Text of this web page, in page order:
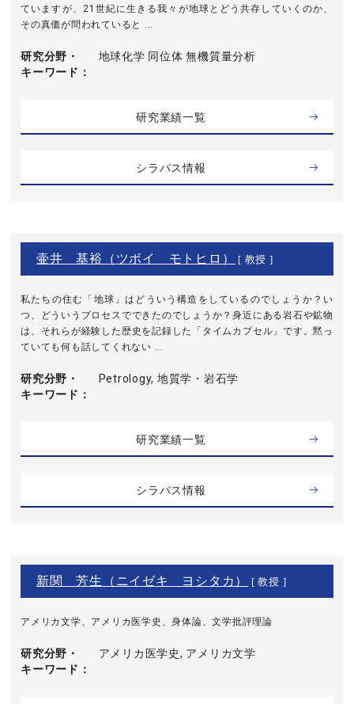
ていますが、21世紀に生きる我々が地球とどう共存していくのか、
その真価が問われていると ...
研究分野・
キーワード
地球化学 同位体 無機質量分析
研究業績一覧
シラバス情報
壷井 基裕（ツボイ モトヒロ） [ 教授 ]
私たちの住む「地球」はどういう構造をしているのでしょうか？い
つ、どういうプロセスでできたのでしょうか？身近にある岩石や鉱物
は、それらが経験した歴史を記録した「タイムカプセル」です。黙っ
ていても何も話してくれない ...
研究分野・
キーワード
Petrology, 地質学・岩石学
研究業績一覧
シラバス情報
新関 芳生（ニイゼキ ヨシタカ） [ 教授 ]
アメリカ文学、アメリカ医学史、身体論、文学批評理論
研究分野・
キーワード
アメリカ医学史, アメリカ文学